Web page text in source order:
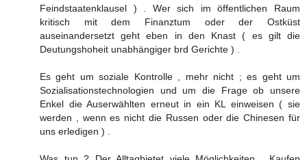
Feindstaatenklausel ) . Wer sich im öffentlichen Raum
kritisch mit dem Finanztum oder der Ostküst
auseinandersetzt geht eben in den Knast ( es gilt die
Deutungshoheit unabhängiger brd Gerichte ) .
Es geht um soziale Kontrolle , mehr nicht ; es geht um
Sozialisationstechnologien und um die Frage ob unsere
Enkel die Auserwählten erneut in ein KL einweisen ( sie
werden , wenn es nicht die Russen oder die Chinesen für
uns erledigen ) .